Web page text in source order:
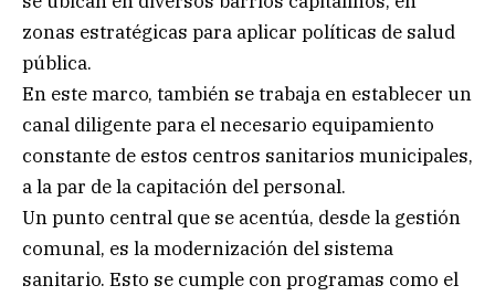
zonas estratégicas para aplicar políticas de salud
pública.
En este marco, también se trabaja en establecer un
canal diligente para el necesario equipamiento
constante de estos centros sanitarios municipales,
a la par de la capitación del personal.
Un punto central que se acentúa, desde la gestión
comunal, es la modernización del sistema
sanitario. Esto se cumple con programas como el